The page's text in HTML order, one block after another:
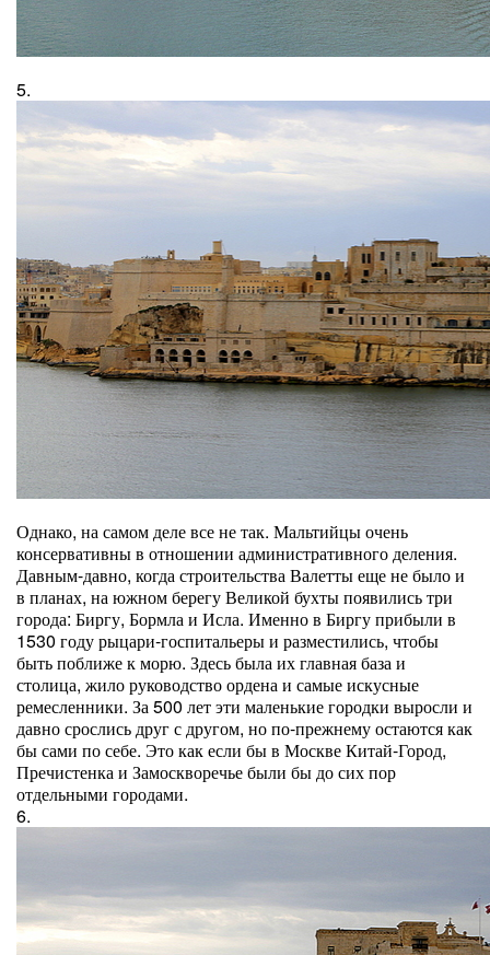
5.
Однако, на самом деле все не так. Мальтийцы очень
консервативны в отношении административного деления.
Давным-давно, когда строительства Валетты еще не было и
в планах, на южном берегу Великой бухты появились три
города: Биргу, Бормла и Исла. Именно в Биргу прибыли в
1530 году рыцари-госпитальеры и разместились, чтобы
быть поближе к морю. Здесь была их главная база и
столица, жило руководство ордена и самые искусные
ремесленники. За 500 лет эти маленькие городки выросли и
давно срослись друг с другом, но по-прежнему остаются как
бы сами по себе. Это как если бы в Москве Китай-Город,
Пречистенка и Замоскворечье были бы до сих пор
отдельными городами.
6.